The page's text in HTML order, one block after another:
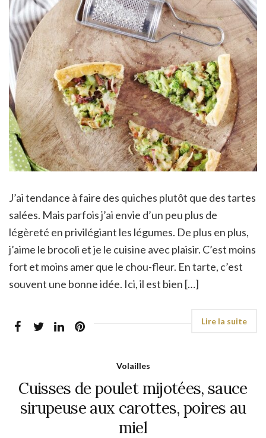
J’ai tendance à faire des quiches plutôt que des tartes
salées. Mais parfois j’ai envie d’un peu plus de
légèreté en privilégiant les légumes. De plus en plus,
j’aime le brocoli et je le cuisine avec plaisir. C’est moins
fort et moins amer que le chou-fleur. En tarte, c’est
souvent une bonne idée. Ici, il est bien […]
Volailles
Cuisses de poulet mijotées, sauce
sirupeuse aux carottes, poires au
miel